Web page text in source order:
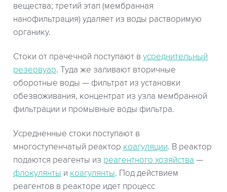
вещества; третий этап (мембранная
нанофильтрация) удаляет из воды растворимую
органику.
Стоки от прачечной поступают в усреднительный
резервуар. Туда же заливают вторичные
оборотные воды — фильтрат из установки
обезвоживания, концентрат из узла мембранной
фильтрации и промывные воды фильтра.
Усредненные стоки поступают в
многоступенчатый реактор коагуляции. В реактор
подаются реагенты из реагентного хозяйства —
флокулянты и коагулянты. Под действием
реагентов в реакторе идет процесс